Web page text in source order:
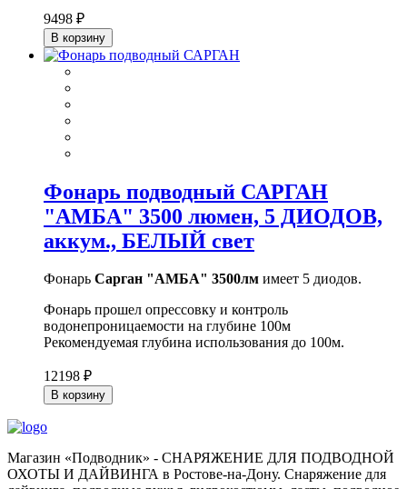
9498 ₽
В корзину
Фонарь подводный САРГАН
"АМБА" 3500 люмен, 5 ДИОДОВ,
аккум., БЕЛЫЙ свет
Фонарь Сарган "АМБА" 3500лм имеет 5 диодов.
Фонарь прошел опрессовку и контроль
водонепроницаемости на глубине 100м
Рекомендуемая глубина использования до 100м.
12198 ₽
В корзину
Магазин «Подводник» - СНАРЯЖЕНИЕ ДЛЯ ПОДВОДНОЙ
ОХОТЫ И ДАЙВИНГА в Ростове-на-Дону. Снаряжение для